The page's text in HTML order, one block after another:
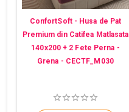
ConfortSoft - Husa de Pat
Premium din Catifea Matlasata
140x200 + 2 Fete Perna -
Grena - CECTF_M030